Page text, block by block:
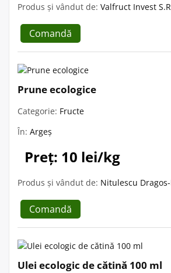
Produs și vândut de: Valfruct Invest
Comandă
Prune ecologice
Categorie: Fructe
În: Argeș
Preț: 10 lei/kg
Produs și vândut de: Nitulescu
Comandă
Ulei ecologic de cătină 100 ml